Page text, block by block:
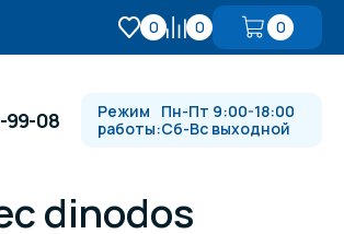
0 0 0
99-08
Режим
работы:
Пн-Пт 9:00-18:00
Сб-Вс выходной
dinodos